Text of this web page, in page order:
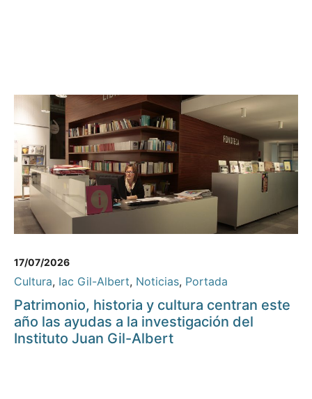
17/07/2026
Cultura, Iac Gil-Albert, Noticias, Portada
Patrimonio, historia y cultura centran este
año las ayudas a la investigación del
Instituto Juan Gil-Albert